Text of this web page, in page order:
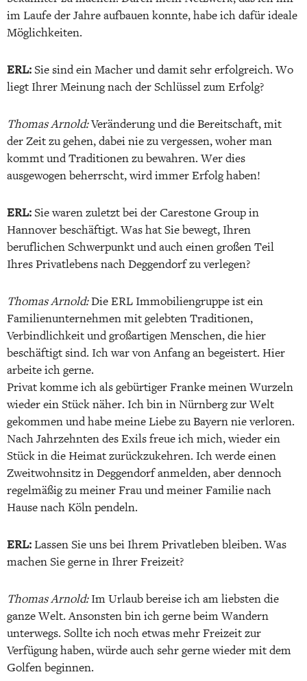
im Laufe der Jahre aufbauen konnte, habe ich dafür ideale
Möglichkeiten.
ERL:Sie sind ein Macher und damit sehr erfolgreich. Wo
liegt Ihrer Meinung nach der Schlüssel zum Erfolg?
Thomas Arnold:Veränderung und die Bereitschaft, mit
der Zeit zu gehen, dabei nie zu vergessen, woher man
kommt und Traditionen zu bewahren. Wer dies
ausgewogen beherrscht, wird immer Erfolg haben!
ERL:Sie waren zuletzt bei der Carestone Group in
Hannover beschäftigt. Was hat Sie bewegt, Ihren
beruflichen Schwerpunkt und auch einen großen Teil
Ihres Privatlebens nach Deggendorf zu verlegen?
Thomas Arnold:Die ERL Immobiliengruppe ist ein
Familienunternehmen mit gelebten Traditionen,
Verbindlichkeit und großartigen Menschen, die hier
beschäftigt sind. Ich war von Anfang an begeistert. Hier
arbeite ich gerne.
Privat komme ich als gebürtiger Franke meinen Wurzeln
wieder ein Stück näher. Ich bin in Nürnberg zur Welt
gekommen und habe meine Liebe zu Bayern nie verloren.
Nach Jahrzehnten des Exils freue ich mich, wieder ein
Stück in die Heimat zurückzukehren. Ich werde einen
Zweitwohnsitz in Deggendorf anmelden, aber dennoch
regelmäßig zu meiner Frau und meiner Familie nach
Hause nach Köln pendeln.
ERL:Lassen Sie uns bei Ihrem Privatleben bleiben. Was
machen Sie gerne in Ihrer Freizeit?
Thomas Arnold:Im Urlaub bereise ich am liebsten die
ganze Welt. Ansonsten bin ich gerne beim Wandern
unterwegs. Sollte ich noch etwas mehr Freizeit zur
Verfügung haben, würde auch sehr gerne wieder mit dem
Golfen beginnen.